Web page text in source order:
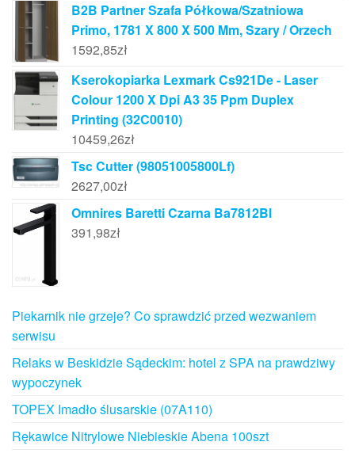
B2B Partner Szafa Półkowa/Szatniowa
Primo, 1781 X 800 X 500 Mm, Szary / Orzech
1592,85zł
Kserokopiarka Lexmark Cs921De - Laser
Colour 1200 X Dpi A3 35 Ppm Duplex
Printing (32C0010)
10459,26zł
Tsc Cutter (98051005800Lf)
2627,00zł
Omnires Baretti Czarna Ba7812Bl
391,98zł
Piekarnik nie grzeje? Co sprawdzić przed wezwaniem
serwisu
Relaks w Beskidzie Sądeckim: hotel z SPA na prawdziwy
wypoczynek
TOPEX Imadło ślusarskie (07A110)
Rękawice Nitrylowe Niebieskie Abena 100szt